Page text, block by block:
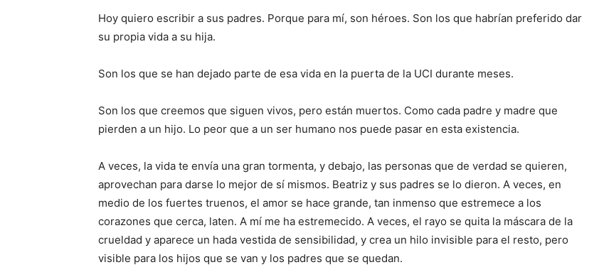
Hoy quiero escribir a sus padres. Porque para mí, son héroes. Son los que habrían preferido dar
su propia vida a su hija.
Son los que se han dejado parte de esa vida en la puerta de la UCI durante meses.
Son los que creemos que siguen vivos, pero están muertos. Como cada padre y madre que
pierden a un hijo. Lo peor que a un ser humano nos puede pasar en esta existencia.
A veces, la vida te envía una gran tormenta, y debajo, las personas que de verdad se quieren,
aprovechan para darse lo mejor de sí mismos. Beatriz y sus padres se lo dieron. A veces, en
medio de los fuertes truenos, el amor se hace grande, tan inmenso que estremece a los
corazones que cerca, laten. A mí me ha estremecido. A veces, el rayo se quita la máscara de la
crueldad y aparece un hada vestida de sensibilidad, y crea un hilo invisible para el resto, pero
visible para los hijos que se van y los padres que se quedan.